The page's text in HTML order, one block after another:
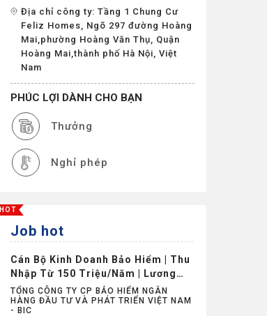
Địa chỉ công ty: Tầng 1 Chung Cư
Feliz Homes, Ngõ 297 đường Hoàng
Mai,phường Hoàng Văn Thụ, Quận
Hoàng Mai,thành phố Hà Nội, Việt
Nam
PHÚC LỢI DÀNH CHO BẠN
Thưởng
Nghỉ phép
HOT
Job hot
Cán Bộ Kinh Doanh Bảo Hiểm | Thu
Nhập Từ 150 Triệu/Năm | Lương
Cứng Không Phụ Thuộc Doanh Số
TỔNG CÔNG TY CP BẢO HIỂM NGÂN
HÀNG ĐẦU TƯ VÀ PHÁT TRIỂN VIỆT NAM
- BIC